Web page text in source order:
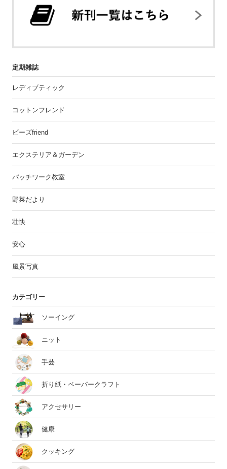
定期雑誌
レディブティック
コットンフレンド
ビーズfriend
エクステリア＆ガーデン
パッチワーク教室
野菜だより
壮快
安心
風景写真
カテゴリー
ソーイング
ニット
手芸
折り紙・ペーパークラフト
アクセサリー
健康
クッキング